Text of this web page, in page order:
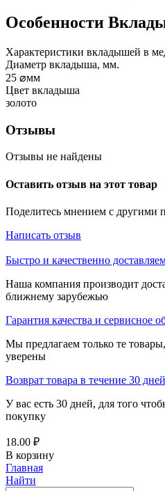
Особенности
Характеристики вкладышей в
Диаметр вкладыша, мм.
25 ⌀мм
Цвет вкладыша
золото
Отзывы
Отзывы не найдены
Оставить отзыв на этот товар
Поделитесь мнением с другими
Написать отзыв
Быстро и качественно
Наша компания производит
ближнему зарубежью
Гарантия качества и сервисное
Мы предлагаем только те
уверены
Возврат товара в течение 30 дней
У вас есть 30 дней, для того
покупку
18.00 ₽
В корзину
Главная
Найти